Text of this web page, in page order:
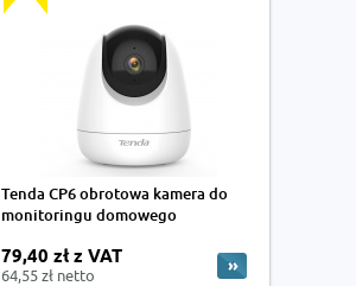
Tenda CP6 obrotowa kamera do
monitoringu domowego
79,40 zł z VAT
64,55 zł netto